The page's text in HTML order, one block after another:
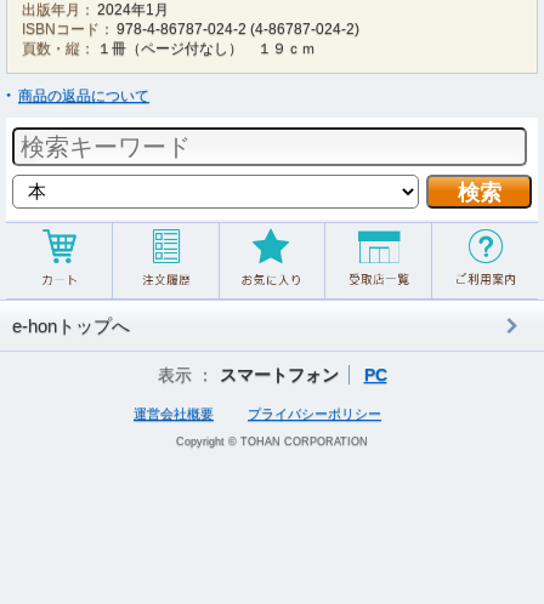
出版年月： 2024年1月
ISBNコード： 978-4-86787-024-2 (4-86787-024-2)
頁数・縦：
１冊（ページ付なし） １９ｃｍ
商品の返品について
e-honトップへ
表示 ： スマートフォン PC
運営会社概要 プライバシーポリシー
Copyright © TOHAN CORPORATION